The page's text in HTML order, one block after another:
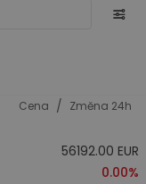
Cena / Změna 24h
56192.00 EUR
0.00%